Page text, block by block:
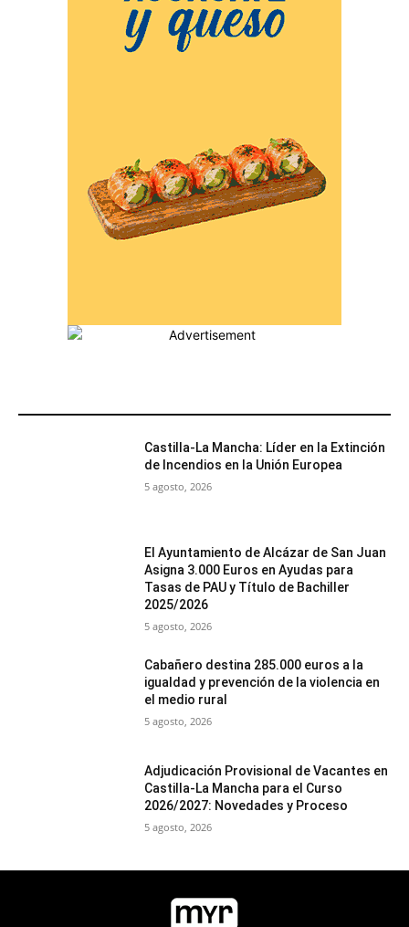
Castilla-La Mancha: Líder en la Extinción
de Incendios en la Unión Europea
5 agosto, 2026
El Ayuntamiento de Alcázar de San Juan
Asigna 3.000 Euros en Ayudas para
Tasas de PAU y Título de Bachiller
2025/2026
5 agosto, 2026
Cabañero destina 285.000 euros a la
igualdad y prevención de la violencia en
el medio rural
5 agosto, 2026
Adjudicación Provisional de Vacantes en
Castilla-La Mancha para el Curso
2026/2027: Novedades y Proceso
5 agosto, 2026